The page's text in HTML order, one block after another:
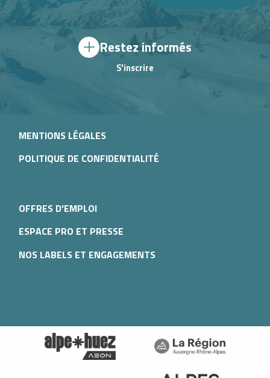
Restez informés
S'inscrire
MENTIONS LÉGALES
POLITIQUE DE CONFIDENTIALITÉ
OFFRES D'EMPLOI
ESPACE PRO ET PRESSE
NOS LABELS ET ENGAGEMENTS